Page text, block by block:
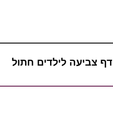
דף צביעה לילדים חתול